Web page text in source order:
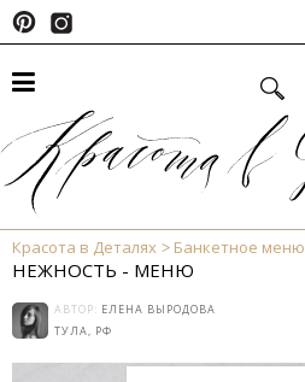
Красота в Деталях Банкетное меню
НЕЖНОСТЬ - МЕНЮ
АВТОР: ЕЛЕНА ВЫРОДОВА
ТУЛА, РФ